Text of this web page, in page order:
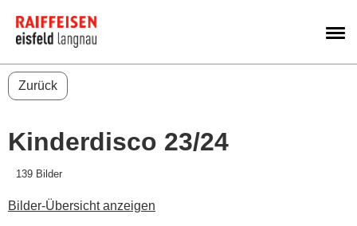
Zurück
Kinderdisco 23/24
139 Bilder
Bilder-Übersicht anzeigen